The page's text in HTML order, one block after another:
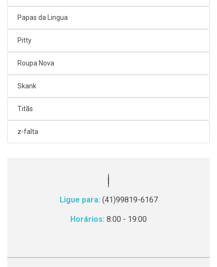
Papas da Lingua
Pitty
Roupa Nova
Skank
Titãs
z-falta
Ligue para: (41)99819-6167
Horários: 8:00 - 19:00